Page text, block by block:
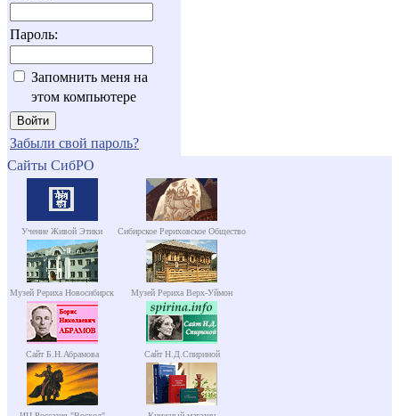
Пароль:
Запомнить меня на
этом компьютере
Забыли свой пароль?
Сайты СибРО
Учение Живой Этики Сибирское Рериховское Общество
Музей Рериха Новосибирск Музей Рериха Верх-Уймон
Сайт Б.Н.Абрамова Сайт Н.Д.Спириной